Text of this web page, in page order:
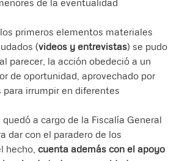
primeros elementos materiales
(videos y entrevistas) se pudo
parecer, la acción obedeció a un
de oportunidad, aprovechado por
irrumpir en diferentes
a cargo de la Fiscalía General
dar con el paradero de los
hecho, cuenta además con el apoyo